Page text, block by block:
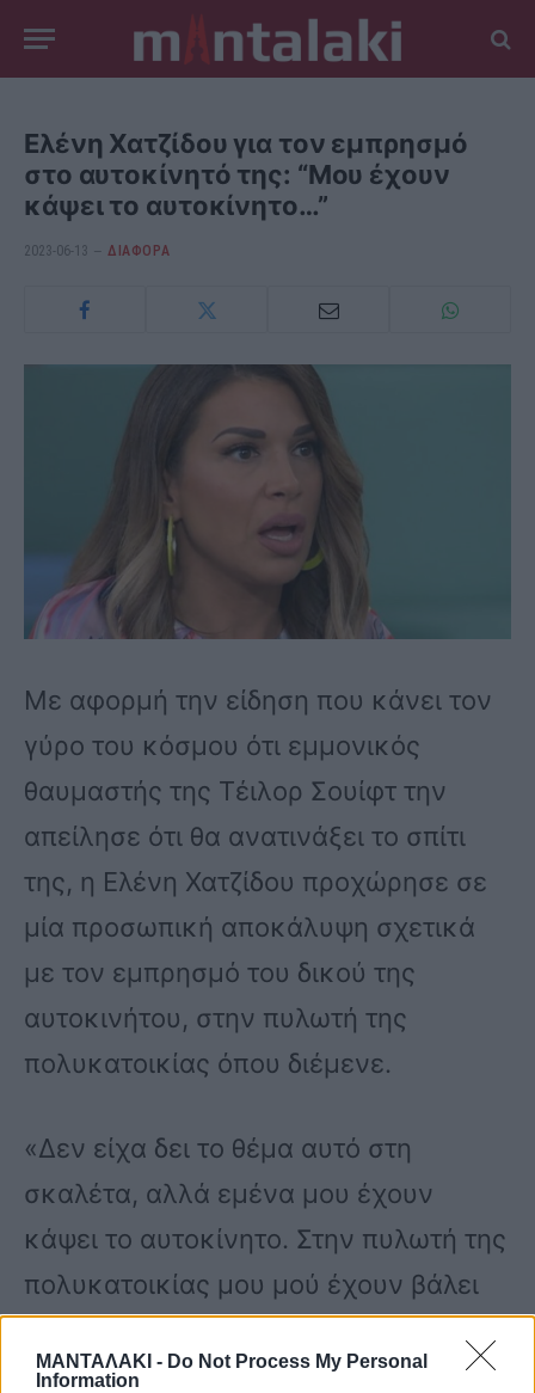
ΜΑΝΤΑΛΑΚΙ - Do Not Process My Personal
Information
Ελένη Χατζίδου για τον εμπρησμό
στο αυτοκίνητό της: “Μου έχουν
κάψει το αυτοκίνητο…”
2023-06-13 ΔΙΆΦΟΡΑ
Με αφορμή την είδηση που κάνει τον
γύρο του κόσμου ότι εμμονικός
θαυμαστής της Τέιλορ Σουίφτ την
απείλησε ότι θα ανατινάξει το σπίτι
της, η Ελένη Χατζίδου προχώρησε σε
μία προσωπική αποκάλυψη σχετικά
με τον εμπρησμό του δικού της
αυτοκινήτου, στην πυλωτή της
πολυκατοικίας όπου διέμενε.
«Δεν είχα δει το θέμα αυτό στη
σκαλέτα, αλλά εμένα μου έχουν
κάψει το αυτοκίνητο. Στην πυλωτή της
πολυκατοικίας μου μού έχουν βάλει
περίεργη κατάσταση γιατί δεν